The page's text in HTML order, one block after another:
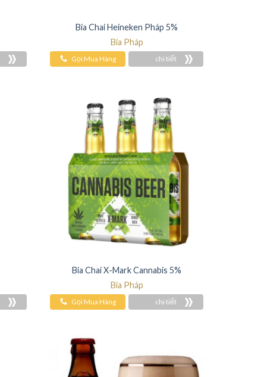
Bia Chai Heineken Pháp 5%
Bia Pháp
Gọi Mua Hàng chi tiết
Bia Chai X-Mark Cannabis 5%
Bia Pháp
Gọi Mua Hàng chi tiết